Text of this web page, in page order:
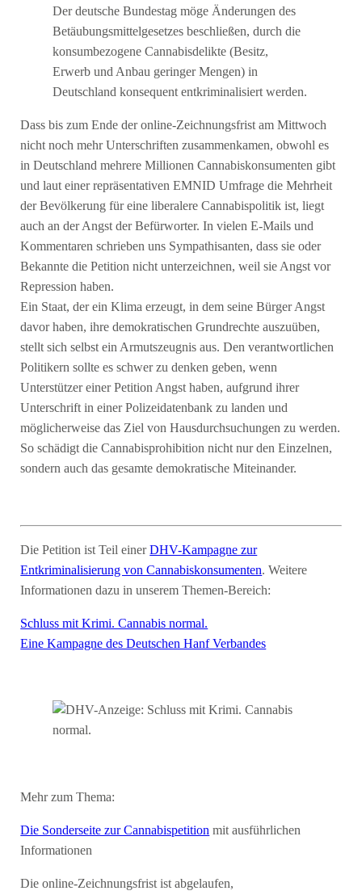
Der deutsche Bundestag möge Änderungen des
Betäubungsmittelgesetzes beschließen, durch die
konsumbezogene Cannabisdelikte (Besitz,
Erwerb und Anbau geringer Mengen) in
Deutschland konsequent entkriminalisiert werden.
Dass bis zum Ende der online-Zeichnungsfrist am Mittwoch
nicht noch mehr Unterschriften zusammenkamen, obwohl es
in Deutschland mehrere Millionen Cannabiskonsumenten gibt
und laut einer repräsentativen EMNID Umfrage die Mehrheit
der Bevölkerung für eine liberalere Cannabispolitik ist, liegt
auch an der Angst der Befürworter. In vielen E-Mails und
Kommentaren schrieben uns Sympathisanten, dass sie oder
Bekannte die Petition nicht unterzeichnen, weil sie Angst vor
Repression haben.
Ein Staat, der ein Klima erzeugt, in dem seine Bürger Angst
davor haben, ihre demokratischen Grundrechte auszuüben,
stellt sich selbst ein Armutszeugnis aus. Den verantwortlichen
Politikern sollte es schwer zu denken geben, wenn
Unterstützer einer Petition Angst haben, aufgrund ihrer
Unterschrift in einer Polizeidatenbank zu landen und
möglicherweise das Ziel von Hausdurchsuchungen zu werden.
So schädigt die Cannabisprohibition nicht nur den Einzelnen,
sondern auch das gesamte demokratische Miteinander.
Die Petition ist Teil einerDHV-Kampagne zur
Entkriminalisierung von Cannabiskonsumenten. Weitere
Informationen dazu in unserem Themen-Bereich:
Schluss mit Krimi. Cannabis normal.
Eine Kampagne des Deutschen Hanf Verbandes
Mehr zum Thema:
Die Sonderseite zur Cannabispetition mit ausführlichen
Informationen
Die online-Zeichnungsfrist ist abgelaufen,